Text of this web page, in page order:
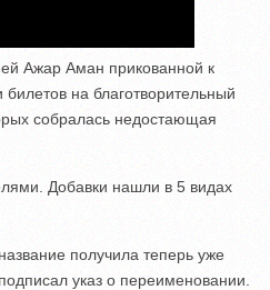
Ажар Аман прикованной к
на благотворительный
собралась недостающая
Добавки нашли в 5 видах
получила теперь уже
указ о переименовании.